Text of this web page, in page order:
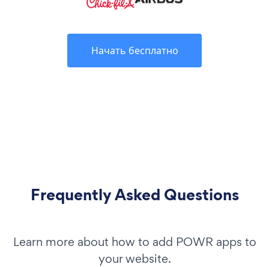
Начать бесплатно
Frequently Asked Questions
Learn more about how to add POWR apps to
your website.